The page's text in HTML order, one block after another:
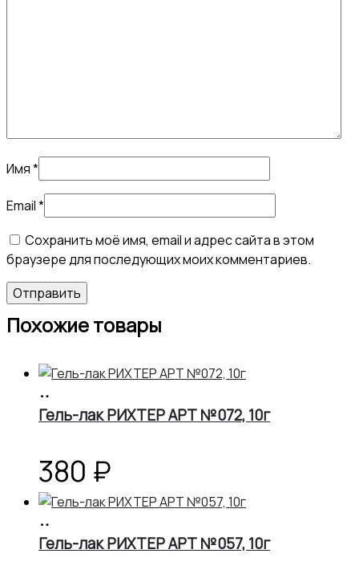
Имя*
Email*
Сохранить моё имя, email и адрес сайта в этом
браузере для последующих моих комментариев.
Похожие товары
корзину
Гель-лак РИХТЕР АРТ №072, 10г
380 ₽
корзину
Гель-лак РИХТЕР АРТ №057, 10г